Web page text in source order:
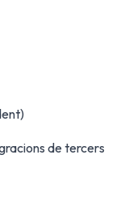
de tercers